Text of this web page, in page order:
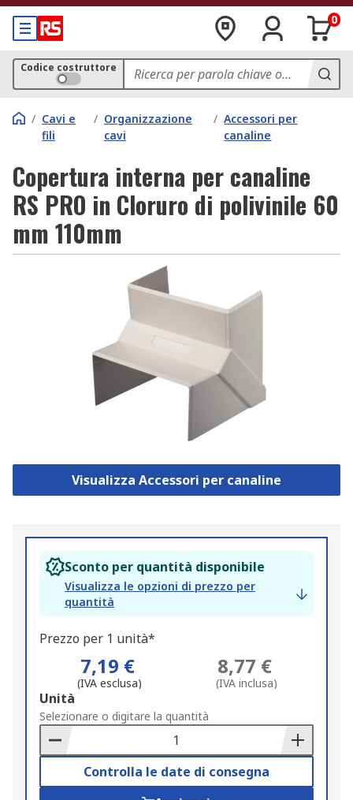
0
Codice costruttore
/ Cavi e
fili
/ Organizzazione
cavi
/ Accessori per
canaline
Copertura interna per canaline
RS PRO in Cloruro di polivinile 60
mm 110mm
Visualizza Accessori per canaline
Sconto per quantità disponibile
Visualizza le opzioni di prezzo per
quantità
Prezzo per 1 unità*
7,19 €
(IVA esclusa)
8,77 €
(IVA inclusa)
Add
to
Basket
Unità
Selezionare o digitare la quantità
Controlla le date di consegna